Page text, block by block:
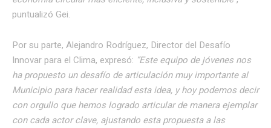
puntualizó Gei.
Por su parte, Alejandro Rodríguez, Director del Desafío
Innovar para el Clima, expresó: “Este equipo de jóvenes nos
ha propuesto un desafío de articulación muy importante al
Municipio para hacer realidad esta idea, y hoy podemos decir
con orgullo que hemos logrado articular de manera ejemplar
con cada actor clave, ajustando esta propuesta a las